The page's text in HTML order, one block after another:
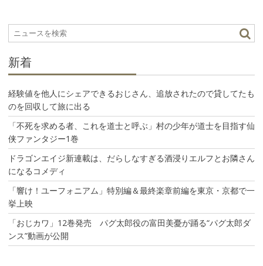
シ
ョ
新着
経験値を他人にシェアできるおじさん、追放されたので貸してたも
のを回収して旅に出る
「不死を求める者、これを道士と呼ぶ」村の少年が道士を目指す仙
侠ファンタジー1巻
ドラゴンエイジ新連載は、だらしなすぎる酒浸りエルフとお隣さん
になるコメディ
「響け！ユーフォニアム」特別編＆最終楽章前編を東京・京都で一
挙上映
「おじカワ」12巻発売 パグ太郎役の富田美憂が踊る“パグ太郎ダ
ンス”動画が公開